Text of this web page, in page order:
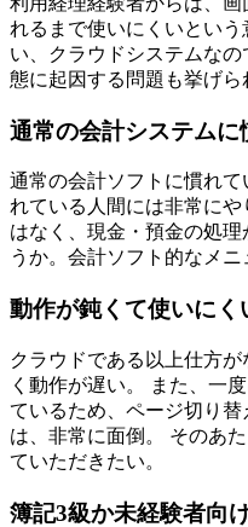
れるまで使いにくいとい
い、クラウドシステムな
態に起因する問題も挙げら
通常の会計システム
通常の会計ソフトに慣れ
れている人間には非常に
はなく、現金・預金の処
うか。会計ソフト的なメニ
動作が鈍くて使いにく
クラウドである以上仕方
く動作が遅い。 また、一
ているため、ページ切り
は、非常に面倒。 そのあ
ていただきたい。
簿記3級か未経験者向